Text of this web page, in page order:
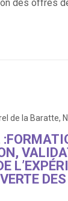
des offres
de la Baratte,
DES